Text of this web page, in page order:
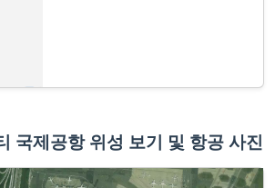
국제공항 위성 보기 및 항공 사진